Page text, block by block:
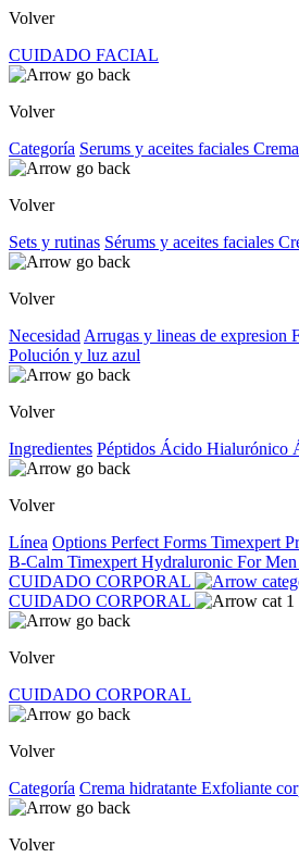
Volver
CUIDADO FACIAL
Volver
Categoría Serums y aceites faciales
Volver
Sets y rutinas Sérums y aceites faciales
Volver
Necesidad Arrugas y lineas de expresion
Polución y luz azul
Volver
Ingredientes Péptidos Ácido Hialurónico
Volver
Línea Options Perfect Forms Timexpert
B-Calm Timexpert Hydraluronic For Men
CUIDADO CORPORAL
CUIDADO CORPORAL
Volver
CUIDADO CORPORAL
Volver
Categoría Crema hidratante Exfoliante
Volver